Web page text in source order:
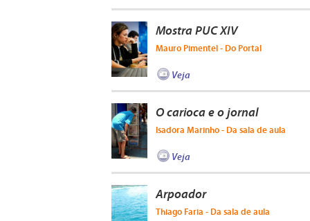
Mostra PUC XIV
Mauro Pimentel - Do Portal
Veja
O carioca e o jornal
Isadora Marinho - Da sala de aula
Veja
Arpoador
Thiago Faria - Da sala de aula